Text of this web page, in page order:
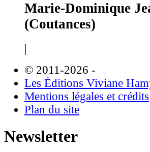
Marie-Dominique
(Coutances)
|
© 2011-2026 -
Les Éditions Viviane
Mentions légales et crédits
Plan du site
Newsletter